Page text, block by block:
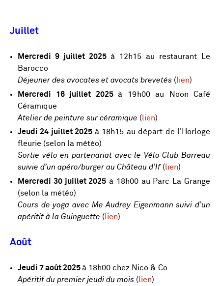
Juillet
Mercredi 9 juillet 2025 à 12h15 au restaurant Le
Barocco
Déjeuner des avocates et avocats brevetés ( lien)
Mercredi 16 juillet 2025 à 19h00 au Noon Café
Céramique
Atelier de peinture sur céramique ( lien)
Jeudi 24 juillet 2025 à 18h15 au départ de l'Horloge
fleurie (selon la météo)
Sortie vélo en partenariat avec le Vélo Club Barreau
suivie d’un apéro/burger au Château d’If (lien)
Mercredi 30 juillet 2025 à 18h00 au Parc La Grange
(selon la météo)
Cours de yoga avec Me Audrey Eigenmann suivi d’un
apéritif à la Guinguette (lien)
Août
Jeudi 7 août 2025à 18h00 chez Nico & Co.
Apéritif du premier jeudi du mois (lien)